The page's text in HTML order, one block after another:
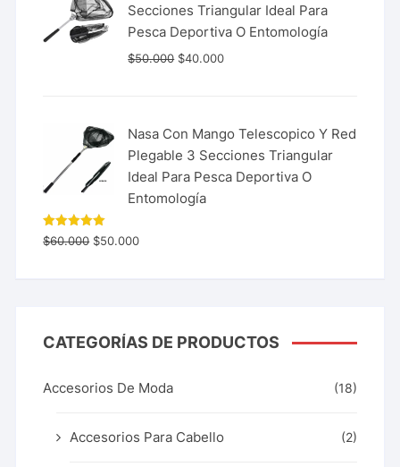
Secciones Triangular Ideal Para
Pesca Deportiva O Entomología
$50.000 $40.000
Nasa Con Mango Telescopico Y Red
Plegable 3 Secciones Triangular
Ideal Para Pesca Deportiva O
Entomología
Valorado
con 5.00
$60.000 $50.000
CATEGORÍAS DE PRODUCTOS
Accesorios De Moda (18)
Accesorios Para Cabello (2)